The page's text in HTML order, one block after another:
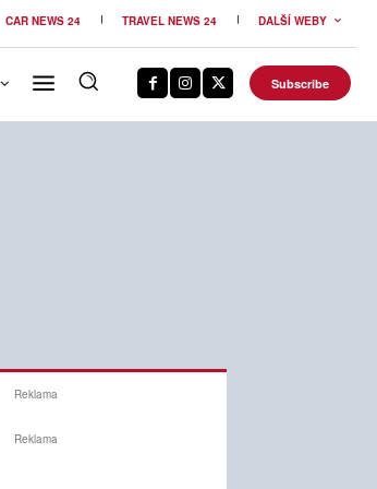
CAR NEWS 24 TRAVEL NEWS 24 DALŠÍ WEBY
Subscribe
Reklama
Reklama